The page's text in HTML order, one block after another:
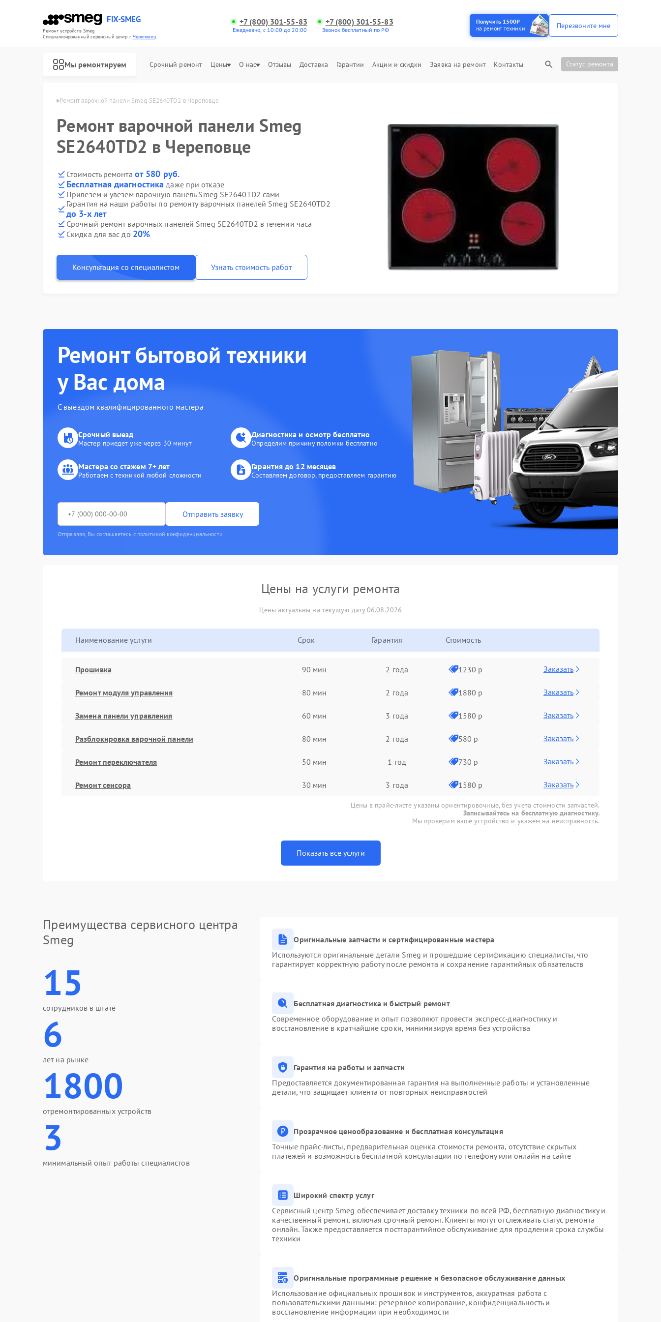
FIX-SMEG
Ремонт устройств Smeg
Специализированный cервисный центр г.Череповец
+7 (800) 301-55-83
Ежедневно, с 10:00 до 20:00
+7 (800) 301-55-83
Звонок бесплатный по РФ
Получить 1500₽
на ремонт техники
Перезвоните мне
Мы ремонтируем Срочный ремонт Цены О нас Отзывы Доставка Гарантии Акции и скидки Заявка на ремонт Контакты Статус ремонта
Ремонт варочной панели Smeg SE2640TD2 в Череповце
Ремонт варочной панели Smeg
SE2640TD2 в Череповце
Стоимость ремонта от 580 руб.
Бесплатная диагностика даже при отказе
Привезем и увезем варочную панель Smeg SE2640TD2 сами
Гарантия на наши работы по ремонту варочных панелей Smeg SE2640TD2
до 3-х лет
Срочный ремонт варочных панелей Smeg SE2640TD2 в течении часа
Скидка для вас до 20%
Консультация со специалистом Узнать стоимость работ
Ремонт бытовой техники
у Вас дома
С выездом квалифицированного мастера
Срочный выезд
Мастер приедет уже через 30 минут
Диагностика и осмотр бесплатно
Определим причину поломки бесплатно
Мастера со стажем 7+ лет
Работаем с техникой любой сложности
Гарантия до 12 месяцев
Составляем договор, предоставляем гарантию
Отправить заявку
Отправляя, Вы соглашаетесь с политикой конфиденциальности
Цены на услуги ремонта
Цены актуальны на текущую дату 06.08.2026
Наименование услуги Срок Гарантия Стоимость
Прошивка 90 мин 2 года 1230 р Заказать
Ремонт модуля управления 80 мин 2 года 1880 р Заказать
Замена панели управления 60 мин 3 года 1580 р Заказать
Разблокировка варочной панели 80 мин 2 года 580 р Заказать
Ремонт переключателя 50 мин 1 год 730 р Заказать
Ремонт сенсора 30 мин 3 года 1580 р Заказать
Цены в прайс-листе указаны ориентировочные, без учета стоимости запчастей.
Записывайтесь на бесплатную диагностику.
Мы проверим ваше устройство и укажем на неисправность.
Показать все услуги
Преимущества сервисного центра
Smeg
15
сотрудников в штате
6
лет на рынке
1800
отремонтированных устройств
3
минимальный опыт работы специалистов
Оригинальные запчасти и сертифицированные мастера
Используются оригинальные детали Smeg и прошедшие сертификацию специалисты, что
гарантирует корректную работу после ремонта и сохранение гарантийных обязательств
Бесплатная диагностика и быстрый ремонт
Современное оборудование и опыт позволяют провести экспресс-диагностику и
восстановление в кратчайшие сроки, минимизируя время без устройства
Гарантия на работы и запчасти
Предоставляется документированная гарантия на выполненные работы и установленные
детали, что защищает клиента от повторных неисправностей
Прозрачное ценообразование и бесплатная консультация
Точные прайс-листы, предварительная оценка стоимости ремонта, отсутствие скрытых
платежей и возможность бесплатной консультации по телефону или онлайн на сайте
Широкий спектр услуг
Сервисный центр Smeg обеспечивает доставку техники по всей РФ, бесплатную диагностику и
качественный ремонт, включая срочный ремонт. Клиенты могут отслеживать статус ремонта
онлайн. Также предоставляется постгарантийное обслуживание для продления срока службы
техники
Оригинальные программные решение и безопасное обслуживание данных
Использование официальных прошивок и инструментов, аккуратная работа с
пользовательскими данными: резервное копирование, конфиденциальность и
восстановление информации при необходимости